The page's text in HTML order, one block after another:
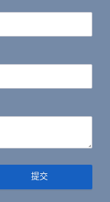
提交